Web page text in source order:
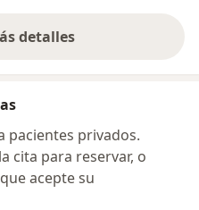
detalles
la dirección
pacientes privados.
cita para reservar, o
acepte su